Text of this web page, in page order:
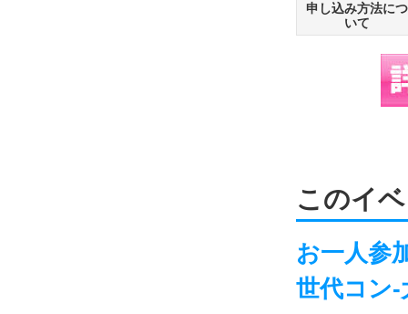
申し込み方法につ
いて
このイ
お一人参
世代コン-